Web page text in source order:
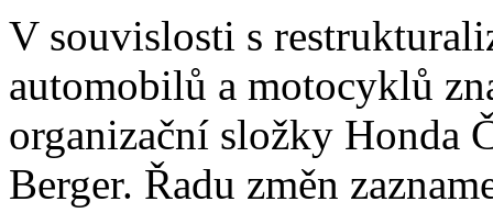
V souvislosti s
automobilů a motocyklů
organizační složky Honda
Berger. Řadu změn